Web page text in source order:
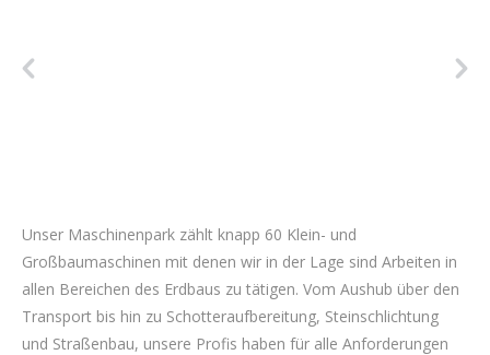
Unser Maschinenpark zählt knapp 60 Klein- und
Großbaumaschinen mit denen wir in der Lage sind Arbeiten in
allen Bereichen des Erdbaus zu tätigen. Vom Aushub über den
Transport bis hin zu Schotteraufbereitung, Steinschlichtung
und Straßenbau, unsere Profis haben für alle Anforderungen